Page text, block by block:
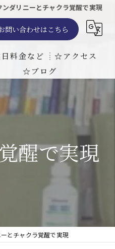
ダリニーとチャクラ覚醒で実現
問い合わせはこちら
方法と効果
料金など ☆アクセス
天啓気療院 福島店
☆ブログ
醒で実現
とチャクラ覚醒で実現